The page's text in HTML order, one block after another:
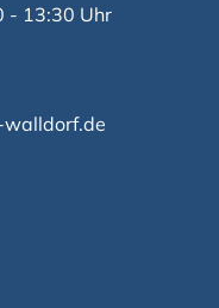
- 13:30 Uhr
walldorf.de